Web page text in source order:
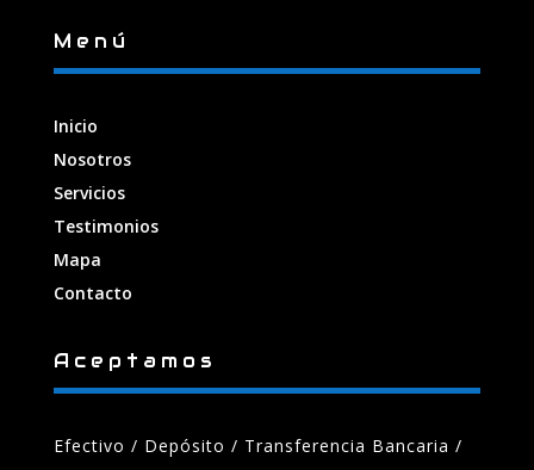
Menú
Inicio
Nosotros
Servicios
Testimonios
Mapa
Contacto
Aceptamos
Efectivo / Depósito / Transferencia Bancaria /